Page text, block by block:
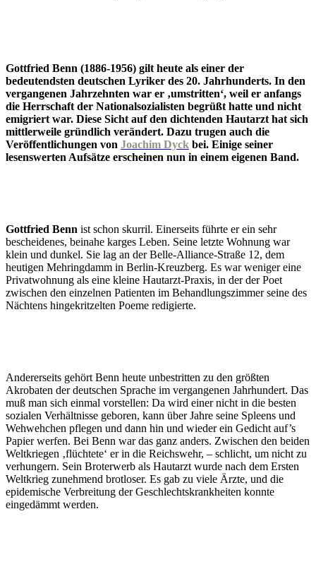
Gottfried Benn (1886-1956) gilt heute als einer der
bedeutendsten deutschen Lyriker des 20. Jahrhunderts. In den
vergangenen Jahrzehnten war er ‚umstritten‘, weil er anfangs
die Herrschaft der Nationalsozialisten begrüßt hatte und nicht
emigriert war. Diese Sicht auf den dichtenden Hautarzt hat sich
mittlerweile gründlich verändert. Dazu trugen auch die
Veröffentlichungen von Joachim Dyck bei. Einige seiner
lesenswerten Aufsätze erscheinen nun in einem eigenen Band.
Gottfried Benn ist schon skurril. Einerseits führte er ein sehr
bescheidenes, beinahe karges Leben. Seine letzte Wohnung war
klein und dunkel. Sie lag an der Belle-Alliance-Straße 12, dem
heutigen Mehringdamm in Berlin-Kreuzberg. Es war weniger eine
Privatwohnung als eine kleine Hautarzt-Praxis, in der der Poet
zwischen den einzelnen Patienten im Behandlungszimmer seine des
Nächtens hingekritzelten Poeme redigierte.
Andererseits gehört Benn heute unbestritten zu den größten
Akrobaten der deutschen Sprache im vergangenen Jahrhundert. Das
muß man sich einmal vorstellen: Da wird einer nicht in die besten
sozialen Verhältnisse geboren, kann über Jahre seine Spleens und
Wehwehchen pflegen und dann hin und wieder ein Gedicht auf’s
Papier werfen. Bei Benn war das ganz anders. Zwischen den beiden
Weltkriegen ‚flüchtete‘ er in die Reichswehr, – schlicht, um nicht zu
verhungern. Sein Broterwerb als Hautarzt wurde nach dem Ersten
Weltkrieg zunehmend brotloser. Es gab zu viele Ärzte, und die
epidemische Verbreitung der Geschlechtskrankheiten konnte
eingedämmt werden.